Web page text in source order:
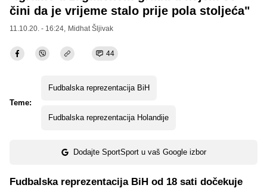
čini da je vrijeme stalo prije pola stoljeća"
11.10.20. - 16:24, Midhat Šljivak
44
Teme:
Fudbalska reprezentacija BiH
Fudbalska reprezentacija Holandije
Dodajte SportSport u vaš Google izbor
Fudbalska reprezentacija BiH od 18 sati dočekuje